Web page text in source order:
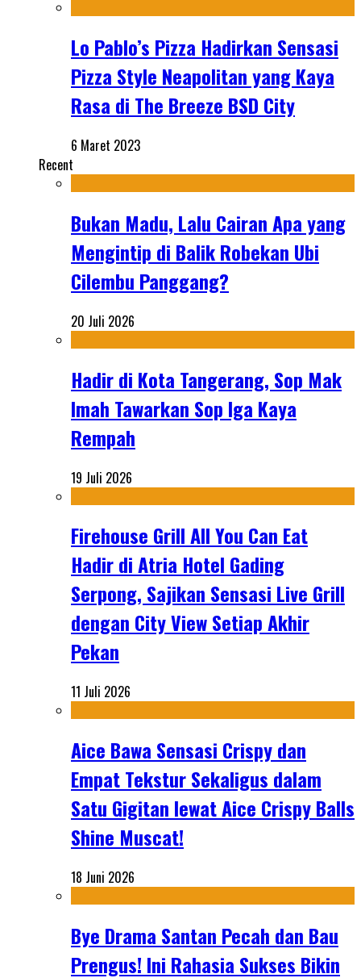
Lo Pablo’s Pizza Hadirkan Sensasi
Pizza Style Neapolitan yang Kaya
Rasa di The Breeze BSD City
6 Maret 2023
Recent
Bukan Madu, Lalu Cairan Apa yang
Mengintip di Balik Robekan Ubi
Cilembu Panggang?
20 Juli 2026
Hadir di Kota Tangerang, Sop Mak
Imah Tawarkan Sop Iga Kaya
Rempah
19 Juli 2026
Firehouse Grill All You Can Eat
Hadir di Atria Hotel Gading
Serpong, Sajikan Sensasi Live Grill
dengan City View Setiap Akhir
Pekan
11 Juli 2026
Aice Bawa Sensasi Crispy dan
Empat Tekstur Sekaligus dalam
Satu Gigitan lewat Aice Crispy Balls
Shine Muscat!
18 Juni 2026
Bye Drama Santan Pecah dan Bau
Prengus! Ini Rahasia Sukses Bikin